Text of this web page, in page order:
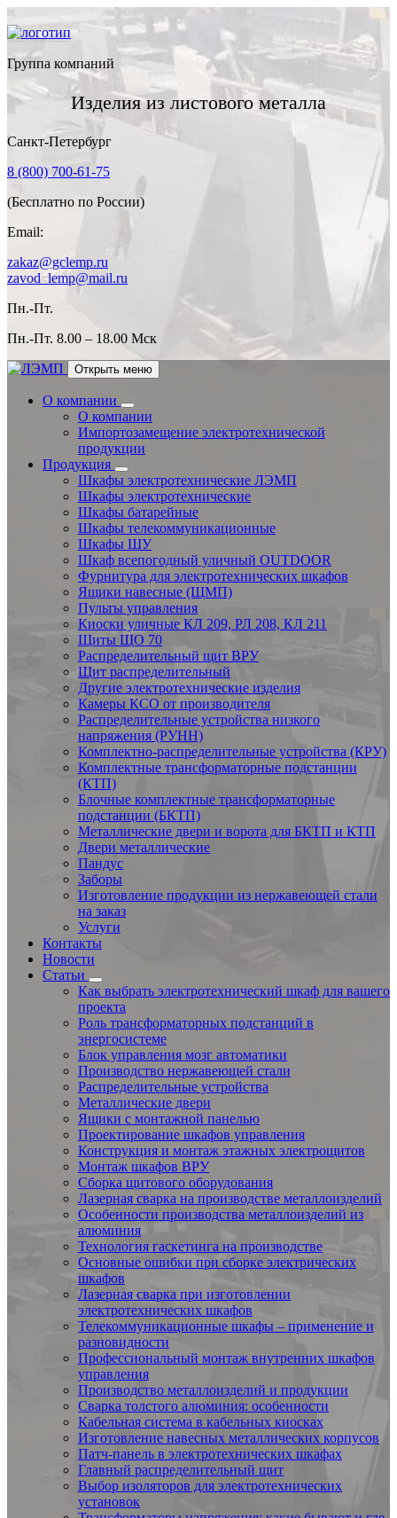
Группа компаний
Изделия из листового металла
Санкт-Петербург
8 (800) 700-61-75
(Бесплатно по России)
Email:
zakaz@gclemp.ru
zavod_lemp@mail.ru
Пн.-Пт.
Пн.-Пт. 8.00 – 18.00 Мск
Открыть меню
О компании
О компании
Импортозамещение электротехнической
продукции
Продукция
Шкафы электротехнические ЛЭМП
Шкафы электротехнические
Шкафы батарейные
Шкафы телекоммуникационные
Шкафы ШУ
Шкаф всепогодный уличный OUTDOOR
Фурнитура для электротехнических шкафов
Ящики навесные (ЩМП)
Пульты управления
Киоски уличные КЛ 209, РЛ 208, КЛ 211
Щиты ЩО 70
Распределительный щит ВРУ
Щит распределительный
Другие электротехнические изделия
Камеры КСО от производителя
Распределительные устройства низкого
напряжения (РУНН)
Комплектно-распределительные устройства (КРУ)
Комплектные трансформаторные подстанции
(КТП)
Блочные комплектные трансформаторные
подстанции (БКТП)
Металлические двери и ворота для БКТП и КТП
Двери металлические
Пандус
Заборы
Изготовление продукции из нержавеющей стали
на заказ
Услуги
Контакты
Новости
Статьи
Как выбрать электротехнический шкаф для вашего
проекта
Роль трансформаторных подстанций в
энергосистеме
Блок управления мозг автоматики
Производство нержавеющей стали
Распределительные устройства
Металлические двери
Ящики с монтажной панелью
Проектирование шкафов управления
Конструкция и монтаж этажных электрощитов
Монтаж шкафов ВРУ
Сборка щитового оборудования
Лазерная сварка на производстве металлоизделий
Особенности производства металлоизделий из
алюминия
Технология гаскетинга на производстве
Основные ошибки при сборке электрических
шкафов
Лазерная сварка при изготовлении
электротехнических шкафов
Телекоммуникационные шкафы – применение и
разновидности
Профессиональный монтаж внутренних шкафов
управления
Производство металлоизделий и продукции
Сварка толстого алюминия: особенности
Кабельная система в кабельных киосках
Изготовление навесных металлических корпусов
Патч-панель в электротехнических шкафах
Главный распределительный щит
Выбор изоляторов для электротехнических
установок